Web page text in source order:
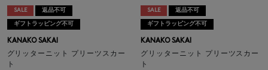
SALE 返品不可
ギフトラッピング不可
KANAKO SAKAI
グリッターニット プリーツスカー
ト
SALE 返品不可
ギフトラッピング不可
KANAKO SAKAI
グリッターニット プリーツスカー
ト